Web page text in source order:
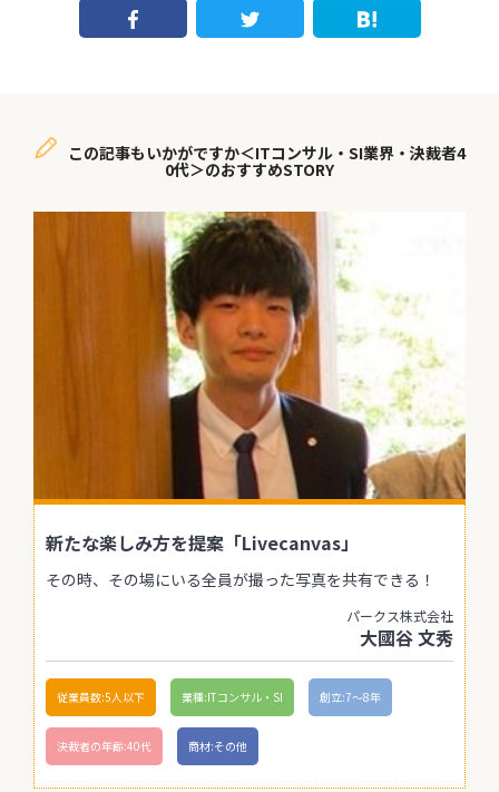
この記事もいかがですか＜ITコンサル・SI業界・決裁者4
0代＞のおすすめSTORY
新たな楽しみ方を提案「Livecanvas」
その時、その場にいる全員が撮った写真を共有できる！
パークス株式会社
大國谷 文秀
従業員数:5人以下 業種:ITコンサル・SI 創立:7〜8年
決裁者の年齢:40代 商材:その他